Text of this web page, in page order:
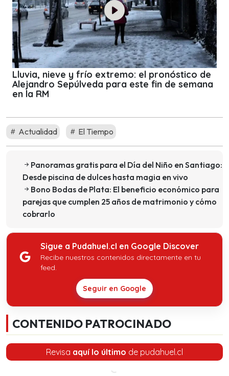
Lluvia, nieve y frío extremo: el pronóstico de
Alejandro Sepúlveda para este fin de semana
en la RM
Actualidad El Tiempo
Panoramas gratis para el Día del Niño en Santiago:
Desde piscina de dulces hasta magia en vivo
Bono Bodas de Plata: El beneficio económico para
parejas que cumplen 25 años de matrimonio y cómo
cobrarlo
Sigue a Pudahuel.cl en Google Discover
Recibe nuestros contenidos directamente en tu
feed.
Seguir en Google
CONTENIDO PATROCINADO
Revisa aquí lo último de pudahuel.cl